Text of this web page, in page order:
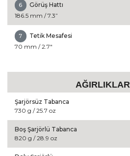
6
Görüş Hattı
186.5 mm / 7.3”
7
Tetik Mesafesi
70 mm / 2.7"
AĞIRLIKLAR
Şarjörsüz Tabanca
730 g / 25.7 oz
Boş Şarjörlü Tabanca
820 g / 28.9 oz